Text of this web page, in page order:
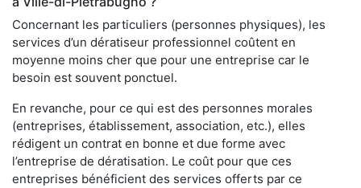
Concernant les particuliers (personnes physiques), les
services d’un dératiseur professionnel coûtent en
moyenne moins cher que pour une entreprise car le
besoin est souvent ponctuel.
En revanche, pour ce qui est des personnes morales
(entreprises, établissement, association, etc.), elles
rédigent un contrat en bonne et due forme avec
l’entreprise de dératisation. Le coût pour que ces
entreprises bénéficient des services offerts par ce